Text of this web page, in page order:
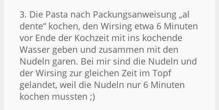
3. Die Pasta nach Packungsanweisung „al
dente“ kochen, den Wirsing etwa 6 Minuten
vor Ende der Kochzeit mit ins kochende
Wasser geben und zusammen mit den
Nudeln garen. Bei mir sind die Nudeln und
der Wirsing zur gleichen Zeit im Topf
gelandet, weil die Nudeln nur 6 Minuten
kochen mussten ;)